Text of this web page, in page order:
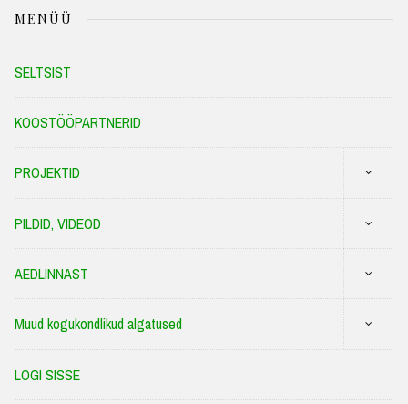
MENÜÜ
SELTSIST
KOOSTÖÖPARTNERID
PROJEKTID
PILDID, VIDEOD
AEDLINNAST
Muud kogukondlikud algatused
LOGI SISSE